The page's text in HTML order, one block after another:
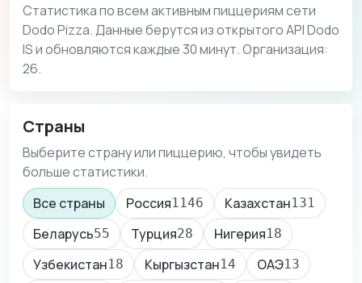
Статистика по всем активным пиццериям сети
Dodo Pizza. Данные берутся из открытого API Dodo
IS и обновляются каждые 30 минут. Организация:
26.
Страны
Выберите страну или пиццерию, чтобы увидеть
больше статистики.
Все страны
Россия1146 Казахстан131
Беларусь55 Турция28 Нигерия18
Узбекистан18 Кыргызстан14 ОАЭ13